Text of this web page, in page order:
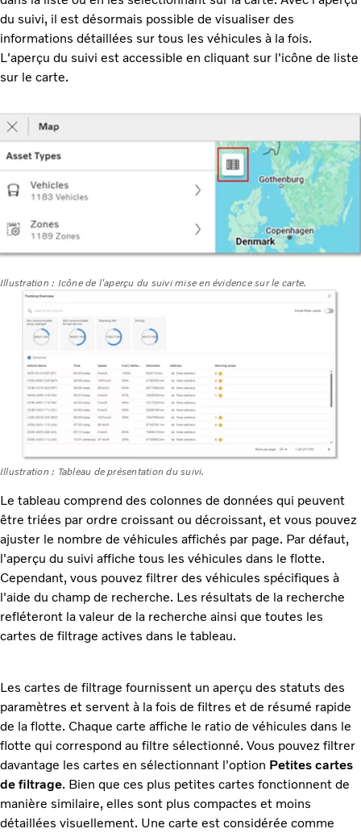
du suivi, il est désormais possible de visualiser des
informations détaillées sur tous les véhicules à la fois.
L'aperçu du suivi est accessible en cliquant sur l'icône de liste
sur le carte.
Illustration : Icône de l'aperçu du suivi mise en évidence sur le carte.
Illustration : Tableau de présentation du suivi.
Le tableau comprend des colonnes de données qui peuvent
être triées par ordre croissant ou décroissant, et vous pouvez
ajuster le nombre de véhicules affichés par page. Par défaut,
l'aperçu du suivi affiche tous les véhicules dans le flotte.
Cependant, vous pouvez filtrer des véhicules spécifiques à
l'aide du champ de recherche. Les résultats de la recherche
refléteront la valeur de la recherche ainsi que toutes les
cartes de filtrage actives dans le tableau.
Les cartes de filtrage fournissent un aperçu des statuts des
paramètres et servent à la fois de filtres et de résumé rapide
de la flotte. Chaque carte affiche le ratio de véhicules dans le
flotte qui correspond au filtre sélectionné. Vous pouvez filtrer
davantage les cartes en sélectionnant l'option Petites cartes
de filtrage. Bien que ces plus petites cartes fonctionnent de
manière similaire, elles sont plus compactes et moins
détaillées visuellement. Une carte est considérée comme